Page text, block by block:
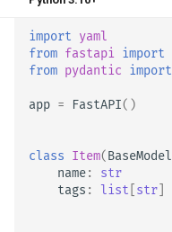
import yaml
from fastapi import
from pydantic import
app = FastAPI()
class Item(BaseModel
name:
str
tags : list str